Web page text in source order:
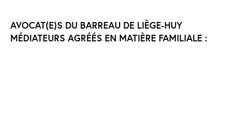
AVOCAT(E)S DU BARREAU DE LIÈGE-HUY
MÉDIATEURS AGRÉÉS EN MATIÈRE FAMILIALE :